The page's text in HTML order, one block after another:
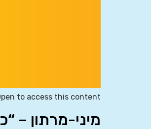
to access this content
מיני-מרתון –